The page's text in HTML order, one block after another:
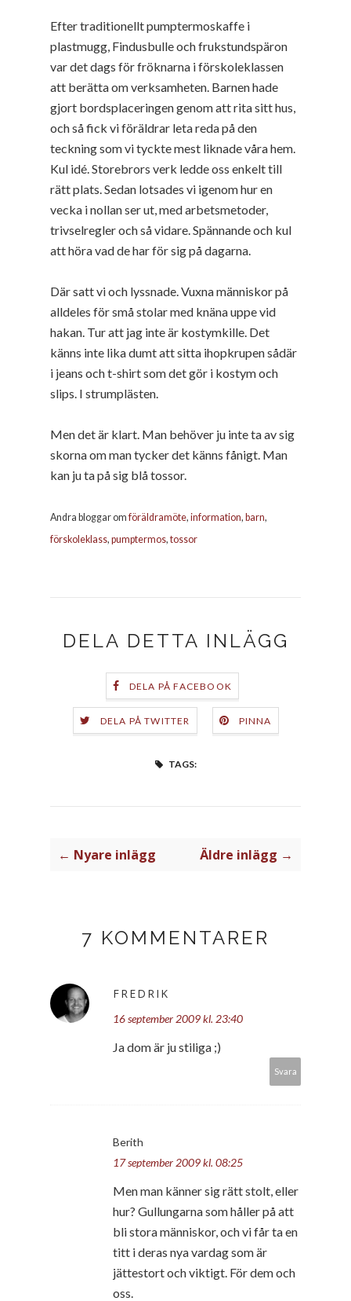
Efter traditionellt pumptermoskaffe i
plastmugg, Findusbulle och frukstundspäron
var det dags för fröknarna i förskoleklassen
att berätta om verksamheten. Barnen hade
gjort bordsplaceringen genom att rita sitt hus,
och så fick vi föräldrar leta reda på den
teckning som vi tyckte mest liknade våra hem.
Kul idé. Storebrors verk ledde oss enkelt till
rätt plats. Sedan lotsades vi igenom hur en
vecka i nollan ser ut, med arbetsmetoder,
trivselregler och så vidare. Spännande och kul
att höra vad de har för sig på dagarna.
Där satt vi och lyssnade. Vuxna människor på
alldeles för små stolar med knäna uppe vid
hakan. Tur att jag inte är kostymkille. Det
känns inte lika dumt att sitta ihopkrupen sådär
i jeans och t-shirt som det gör i kostym och
slips. I strumplästen.
Men det är klart. Man behöver ju inte ta av sig
skorna om man tycker det känns fånigt. Man
kan ju ta på sig blå tossor.
Andra bloggar omföräldramöte, information, barn,
förskoleklass, pumptermos, tossor
DELA DETTA INLÄGG
DELA PÅ FACEBOOK
DELA PÅ TWITTER PINNA
TAGS:
← Nyare inlägg Äldre inlägg →
7 KOMMENTARER
FREDRIK
16 september 2009 kl. 23:40
Ja dom är ju stiliga ;)
Svara
Berith
17 september 2009 kl. 08:25
Men man känner sig rätt stolt, eller
hur? Gullungarna som håller på att
bli stora människor, och vi får ta en
titt i deras nya vardag som är
jättestort och viktigt. För dem och
oss.